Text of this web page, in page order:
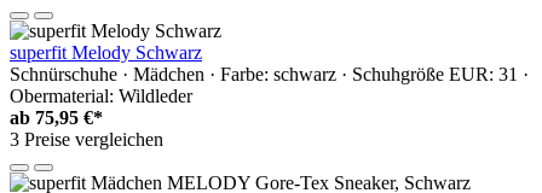
superfit Melody Schwarz
Schnürschuhe · Mädchen · Farbe: schwarz · Schuhgröße EUR: 31 ·
Obermaterial: Wildleder
ab 75,95 €*
3 Preise vergleichen